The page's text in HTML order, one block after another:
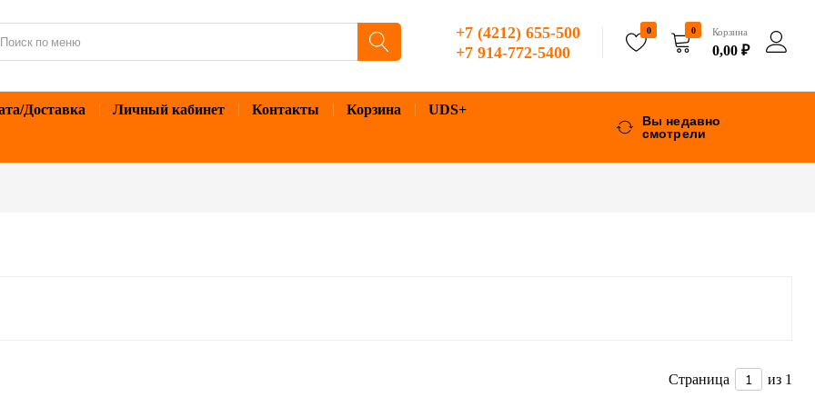
+7 (4212) 655-500
+7 914-772-5400
0 0 Корзина
0,00 ₽
Доставка Личный кабинет Контакты Корзина UDS+
Вы недавно
смотрели
Страница из 1